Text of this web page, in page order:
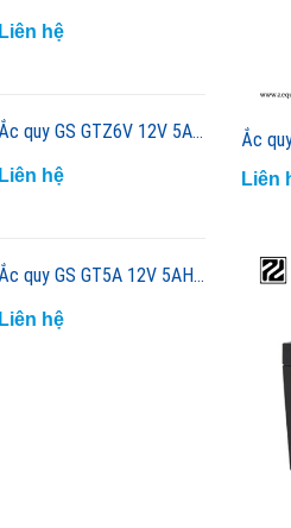
Liên hệ
Ắc quy GS GTZ6V 12V 5AH xe máy
Liên hệ
Ắc quy GS GT5A 12V 5AH xe máy
Liên hệ
Ắc
Liên